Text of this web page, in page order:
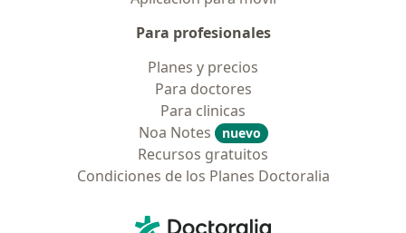
Para profesionales
Planes y precios
Para doctores
Para clinicas
Noa Notes
nuevo
Recursos gratuitos
Condiciones de los Planes Doctoralia
Doctoralia - Página de inicio